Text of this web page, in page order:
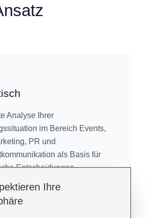
Analyse Ihrer
im Bereich Events,
PR und
als Basis für
Entscheidungen.
Ihre